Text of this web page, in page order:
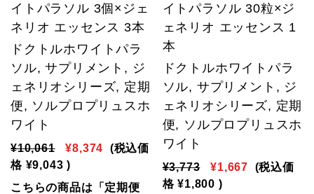
イトパラソル 3個×ジェ
ネリオ エッセンス 3本
ドクトルホワイトパラ
ソル, サプリメント, ジ
ェネリオシリーズ, 定期
便, ソルプロプリュスホ
ワイト
¥10,061 ¥8,374
(税込価
格 ¥9,043 )
こちらの商品は「定期便
イトパラソル 30粒×ジ
ェネリオ エッセンス 1
本
ドクトルホワイトパラ
ソル, サプリメント, ジ
ェネリオシリーズ, 定期
便, ソルプロプリュスホ
ワイト
¥3,773 ¥1,667
(税込価
格 ¥1,800 )